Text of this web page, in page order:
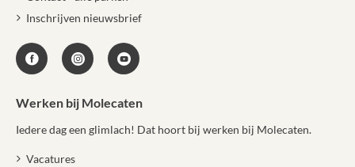
Inschrijven nieuwsbrief
Werken bij Molecaten
Iedere dag een glimlach! Dat hoort bij werken bij Molecaten.
Vacatures